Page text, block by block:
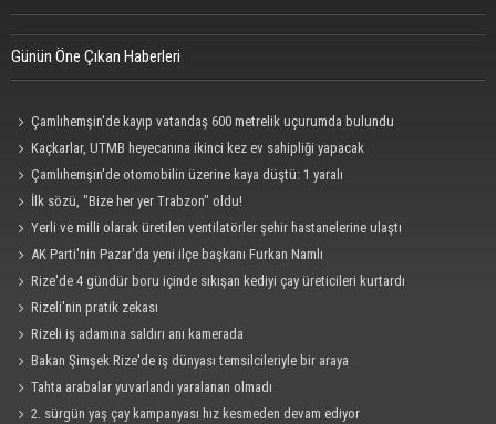
Günün Öne Çıkan Haberleri
Çamlıhemşin'de kayıp vatandaş 600 metrelik uçurumda bulundu
Kaçkarlar, UTMB heyecanına ikinci kez ev sahipliği yapacak
Çamlıhemşin'de otomobilin üzerine kaya düştü: 1 yaralı
İlk sözü, "Bize her yer Trabzon" oldu!
Yerli ve milli olarak üretilen ventilatörler şehir hastanelerine ulaştı
AK Parti'nin Pazar'da yeni ilçe başkanı Furkan Namlı
Rize'de 4 gündür boru içinde sıkışan kediyi çay üreticileri kurtardı
Rizeli'nin pratik zekası
Rizeli iş adamına saldırı anı kamerada
Bakan Şimşek Rize'de iş dünyası temsilcileriyle bir araya
Tahta arabalar yuvarlandı yaralanan olmadı
2. sürgün yaş çay kampanyası hız kesmeden devam ediyor